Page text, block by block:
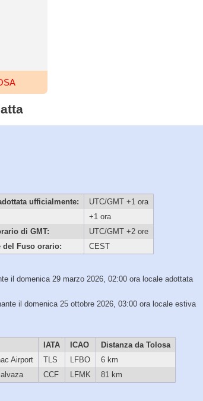
ufficialmente:
UTC/GMT +1 ora
+1 ora
di GMT:
UTC/GMT +2 ore
del Fuso orario:
CEST
il domenica 29 marzo 2026, 02:00 ora locale adottata
il domenica 25 ottobre 2026, 03:00 ora locale estiva
IATA ICAO
Distanza da Tolosa
Airport
TLS LFBO
6 km
CCF LFMK 81 km